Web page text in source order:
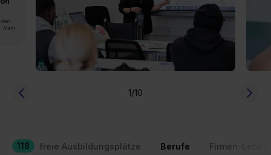
Mehr
1/10
118 freie Ausbildungsplätze Berufe Firmen-